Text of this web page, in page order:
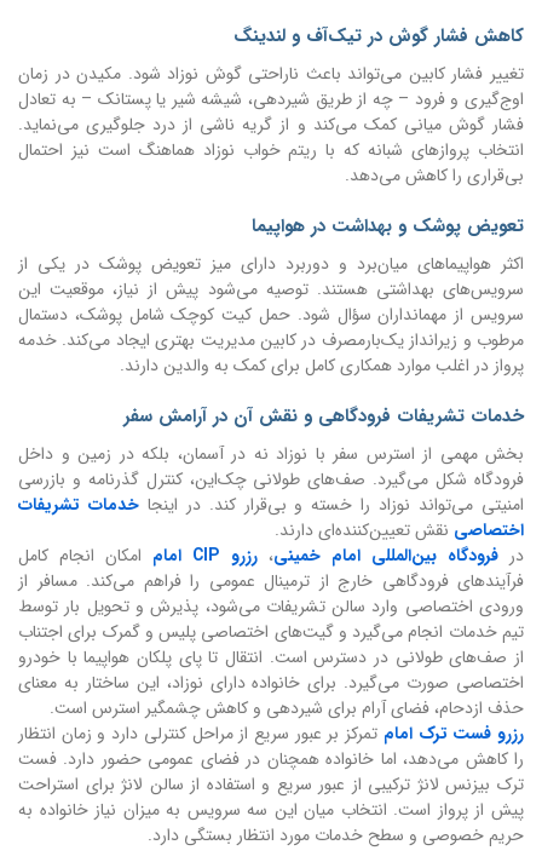
کاهش فشار گوش در تیک‌آف و لندینگ
تغییر فشار کابین می‌تواند باعث ناراحتی گوش نوزاد شود. مکیدن در زمان
اوج‌گیری و فرود – چه از طریق شیردهی، شیشه شیر یا پستانک – به تعادل
فشار گوش میانی کمک می‌کند و از گریه ناشی از درد جلوگیری می‌نماید.
انتخاب پروازهای شبانه که با ریتم خواب نوزاد هماهنگ است نیز احتمال
بی‌قراری را کاهش می‌دهد.
تعویض پوشک و بهداشت در هواپیما
اکثر هواپیماهای میان‌برد و دوربرد دارای میز تعویض پوشک در یکی از
سرویس‌های بهداشتی هستند. توصیه می‌شود پیش از نیاز، موقعیت این
سرویس از مهمانداران سؤال شود. حمل کیت کوچک شامل پوشک، دستمال
مرطوب و زیرانداز یک‌بارمصرف در کابین مدیریت بهتری ایجاد می‌کند. خدمه
پرواز در اغلب موارد همکاری کامل برای کمک به والدین دارند.
خدمات تشریفات فرودگاهی و نقش آن در آرامش سفر
بخش مهمی از استرس سفر با نوزاد نه در آسمان، بلکه در زمین و داخل
فرودگاه شکل می‌گیرد. صف‌های طولانی چک‌این، کنترل گذرنامه و بازرسی
امنیتی می‌تواند نوزاد را خسته و بی‌قرار کند. در اینجاخدمات تشریفات
اختصاصی نقش تعیین‌کننده‌ای دارند.
درفرودگاه بین‌المللی امام خمینی،رزرو CIP امام
امکان انجام کامل
فرآیندهای فرودگاهی خارج از ترمینال عمومی را فراهم می‌کند. مسافر از
ورودی اختصاصی وارد سالن تشریفات می‌شود، پذیرش و تحویل بار توسط
تیم خدمات انجام می‌گیرد و گیت‌های اختصاصی پلیس و گمرک برای اجتناب
از صف‌های طولانی در دسترس است. انتقال تا پای پلکان هواپیما با خودرو
اختصاصی صورت می‌گیرد. برای خانواده دارای نوزاد، این ساختار به معنای
حذف ازدحام، فضای آرام برای شیردهی و کاهش چشمگیر استرس است.
رزرو فست ترک امام تمرکز بر عبور سریع از مراحل کنترلی دارد و زمان انتظار
را کاهش می‌دهد، اما خانواده همچنان در فضای عمومی حضور دارد. فست
ترک بیزنس لانژ ترکیبی از عبور سریع و استفاده از سالن لانژ برای استراحت
پیش از پرواز است. انتخاب میان این سه سرویس به میزان نیاز خانواده به
حریم خصوصی و سطح خدمات مورد انتظار بستگی دارد.